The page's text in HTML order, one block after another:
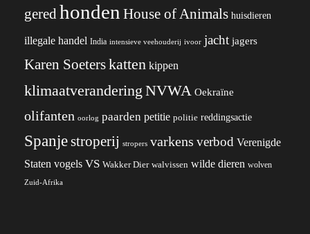
geredhonden House of Animals huisdieren
illegale handel India intensieve veehouderij ivoor jacht jagers
Karen Soeterskatten kippen
klimaatverandering NVWA Oekraïne
olifanten oorlog paarden petitie politie reddingsactie
Spanjestroperij stropers varkens verbod Verenigde
Staten vogels VS Wakker Dier walvissen wilde dieren wolven
Zuid-Afrika